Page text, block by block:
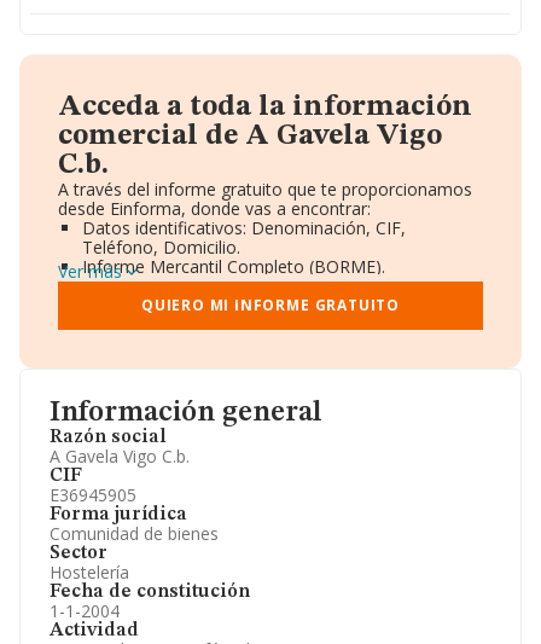
Información general
Razón social
A Gavela Vigo C.b.
CIF
E36945905
Forma jurídica
Comunidad de bienes
Sector
Hostelería
Fecha de constitución
1-1-2004
Actividad
Acceda a toda la información
comercial de A Gavela Vigo
C.b.
A través del informe gratuito que te proporcionamos
desde Einforma, donde vas a encontrar:
Datos identificativos: Denominación, CIF,
Teléfono, Domicilio.
Informe Mercantil Completo (BORME).
Gráficos de Evolución Ventas y Empleados.
Consejo de Administración y Administradores.
Directivos y Ejecutivos.
Información oficial y registral complementaria.
Ver más
QUIERO MI INFORME GRATUITO